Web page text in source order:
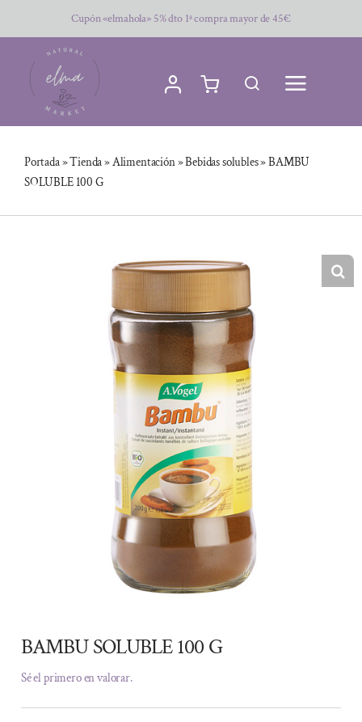
al
contenido
Cupón «elmahola» 5% dto 1ª compra mayor de 45€
Portada»Tienda»Alimentación»Bebidas solubles»BAMBU
SOLUBLE 100 G
BAMBU SOLUBLE 100 G
Sé el primero en valorar.